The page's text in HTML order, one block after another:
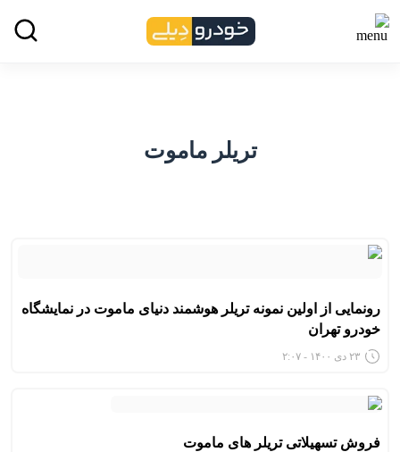
تریلر ماموت
رونمایی از اولین نمونه تریلر هوشمند دنیای ماموت در نمایشگاه
خودرو تهران
۲۳ دی ۱۴۰۰ - ۲:۰۷
فروش تسهیلاتی تریلر های ماموت